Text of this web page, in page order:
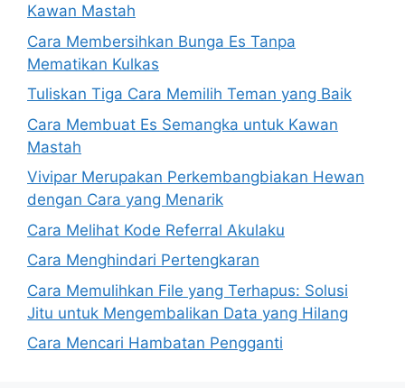
Kawan Mastah
Cara Membersihkan Bunga Es Tanpa
Mematikan Kulkas
Tuliskan Tiga Cara Memilih Teman yang Baik
Cara Membuat Es Semangka untuk Kawan
Mastah
Vivipar Merupakan Perkembangbiakan Hewan
dengan Cara yang Menarik
Cara Melihat Kode Referral Akulaku
Cara Menghindari Pertengkaran
Cara Memulihkan File yang Terhapus: Solusi
Jitu untuk Mengembalikan Data yang Hilang
Cara Mencari Hambatan Pengganti